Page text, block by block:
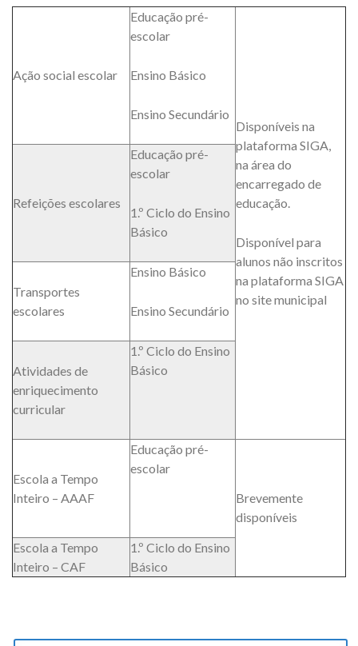
Ação social escolar
Educação pré-
escolar
Ensino Básico
Ensino Secundário
Disponíveis na
plataforma SIGA,
na área do
encarregado de
educação.
Disponível para
alunos não inscritos
na plataforma SIGA
no site municipal
Refeições escolares
Educação pré-
escolar
1.º Ciclo do Ensino
Básico
Transportes
escolares
Ensino Básico
Ensino Secundário
Atividades de
enriquecimento
curricular
1.º Ciclo do Ensino
Básico
Escola a Tempo
Inteiro – AAAF
Educação pré-
escolar
Brevemente
disponíveis
Escola a Tempo
Inteiro – CAF
1.º Ciclo do Ensino
Básico